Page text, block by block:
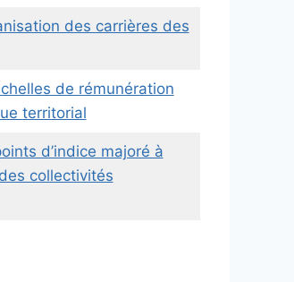
des carrières des
de rémunération
territorial
d’indice majoré à
collectivités